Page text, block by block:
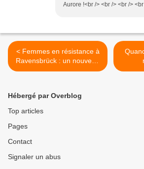
Aurore !<br /> <br /> <br />
< Femmes en résistance à
Ravensbrück : un nouveau
numéro
Hébergé par Overblog
Top articles
Pages
Contact
Signaler un abus